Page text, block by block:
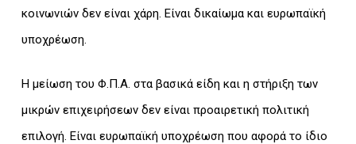
κοινωνιών δεν είναι χάρη. Είναι δικαίωμα και ευρωπαϊκή
υποχρέωση.
Η μείωση του Φ.Π.Α. στα βασικά είδη και η στήριξη των
μικρών επιχειρήσεων δεν είναι προαιρετική πολιτική
επιλογή. Είναι ευρωπαϊκή υποχρέωση που αφορά το ίδιο